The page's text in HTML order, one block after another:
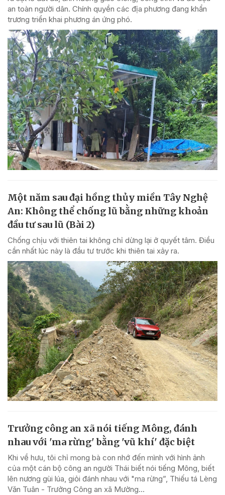
an toàn người dân. Chính quyền các địa phương đang khẩn
trương triển khai phương án ứng phó.
Một năm sau đại hồng thủy miền Tây Nghệ
An: Không thể chống lũ bằng những khoản
đầu tư sau lũ (Bài 2)
Chống chịu với thiên tai không chỉ dừng lại ở quyết tâm. Điều
cần nhất lúc này là đầu tư trước khi thiên tai xảy ra.
Trưởng công an xã nói tiếng Mông, đánh
nhau với 'ma rừng' bằng 'vũ khí' đặc biệt
Khi về hưu, tôi chỉ mong bà con nhớ đến mình với hình ảnh
của một cán bộ công an người Thái biết nói tiếng Mông, biết
lên nương gùi lúa, giỏi đánh nhau với "ma rừng”, Thiếu tá Lèng
Văn Tuân - Trưởng Công an xã Mường...